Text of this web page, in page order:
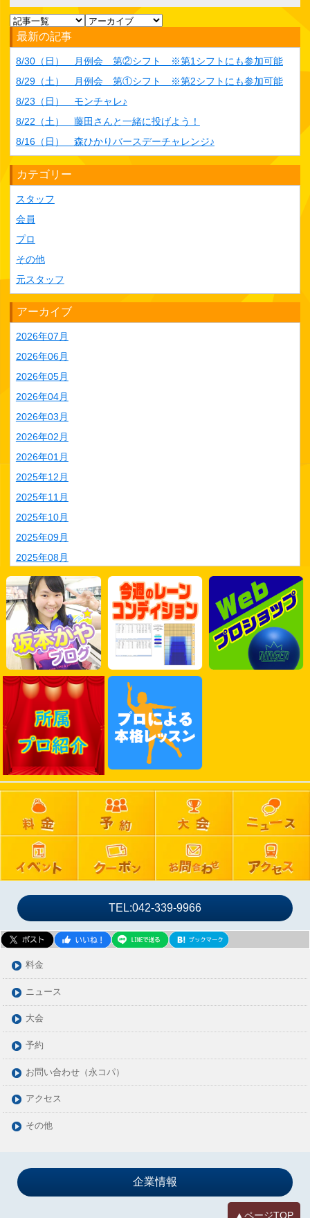
最新の記事
8/30（日） 月例会 第②シフト ※第1シフトにも参加可能
8/29（土） 月例会 第①シフト ※第2シフトにも参加可能
8/23（日） モンチャレ♪
8/22（土） 藤田さんと一緒に投げよう！
8/16（日） 森ひかりバースデーチャレンジ♪
カテゴリー
スタッフ
会員
プロ
その他
元スタッフ
アーカイブ
2026年07月
2026年06月
2026年05月
2026年04月
2026年03月
2026年02月
2026年01月
2025年12月
2025年11月
2025年10月
2025年09月
2025年08月
2025年07月
2025年06月
2025年05月
2025年04月
2025年03月
2025年02月
2025年01月
2024年12月
2024年11月
2024年10月
2024年09月
2024年08月
2024年07月
2024年06月
2024年05月
2024年04月
2024年03月
2024年02月
2024年01月
2023年12月
2023年11月
2023年10月
2023年09月
2023年08月
2023年07月
2023年06月
2023年05月
2023年04月
2023年01月
▲ページTOP
TEL:042-339-9966
料金
ニュース
大会
予約
お問い合わせ（永コパ）
アクセス
その他
企業情報